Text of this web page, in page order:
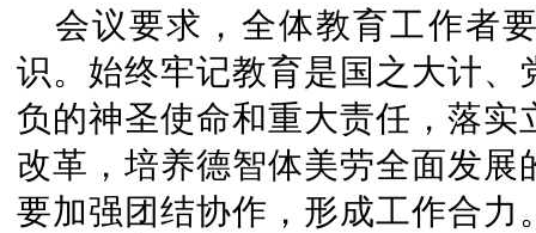
会议要求，全体教育工作者
识。始终牢记教育是国之大计
负的神圣使命和重大责任，落
改革，培养德智体美劳全面发
要加强团结协作，形成工作合